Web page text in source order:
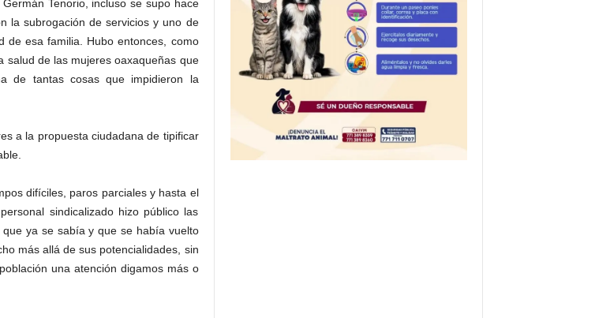
Tenorio, incluso se supo hace
la subrogación de servicios y uno de
de esa familia. Hubo entonces, como
salud de las mujeres oaxaqueñas que
de tantas cosas que impidieron la
a la propuesta ciudadana de tipificar
difíciles, paros parciales y hasta el
sindicalizado hizo público las
ya se sabía y que se había vuelto
más allá de sus potencialidades, sin
una atención digamos más o